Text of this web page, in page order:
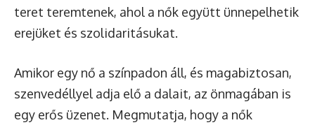
teret teremtenek, ahol a nők együtt ünnepelhetik
erejüket és szolidaritásukat.
Amikor egy nő a színpadon áll, és magabiztosan,
szenvedéllyel adja elő a dalait, az önmagában is
egy erős üzenet. Megmutatja, hogy a nők